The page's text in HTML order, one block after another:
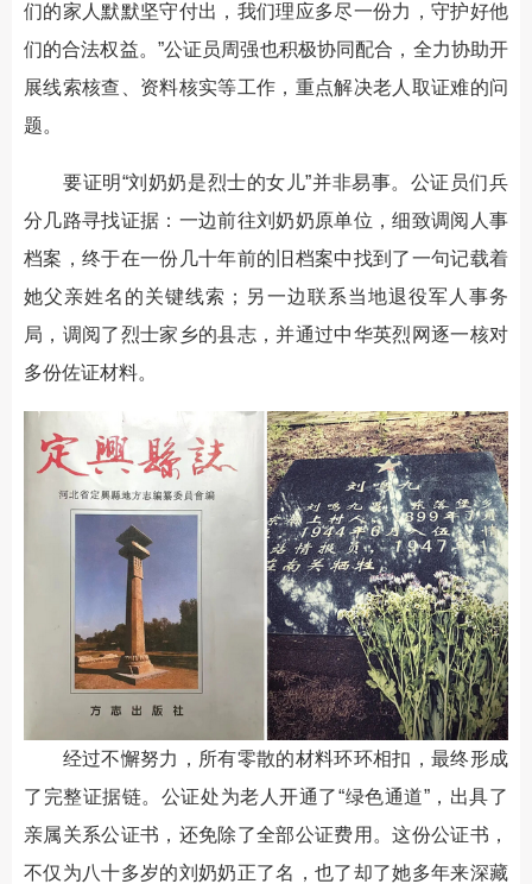
们的家人默默坚守付出，我们理应多尽一份力，守护好他
们的合法权益。”公证员周强也积极协同配合，全力协助开
展线索核查、资料核实等工作，重点解决老人取证难的问
题。
要证明“刘奶奶是烈士的女儿”并非易事。公证员们兵
分几路寻找证据：一边前往刘奶奶原单位，细致调阅人事
档案，终于在一份几十年前的旧档案中找到了一句记载着
她父亲姓名的关键线索；另一边联系当地退役军人事务
局，调阅了烈士家乡的县志，并通过中华英烈网逐一核对
多份佐证材料。
经过不懈努力，所有零散的材料环环相扣，最终形成
了完整证据链。公证处为老人开通了“绿色通道”，出具了
亲属关系公证书，还免除了全部公证费用。这份公证书，
不仅为八十多岁的刘奶奶正了名，也了却了她多年来深藏